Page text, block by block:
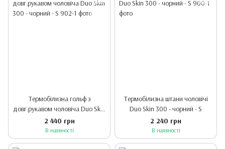
Термобілизна гольф з
довг.рукавом чоловіча Duo Skin
300 - чорний - S
2 440 грн
В наявності
Термобілизна штани чоловічі
Duo Skin 300 - чорний - S
2 240 грн
В наявності